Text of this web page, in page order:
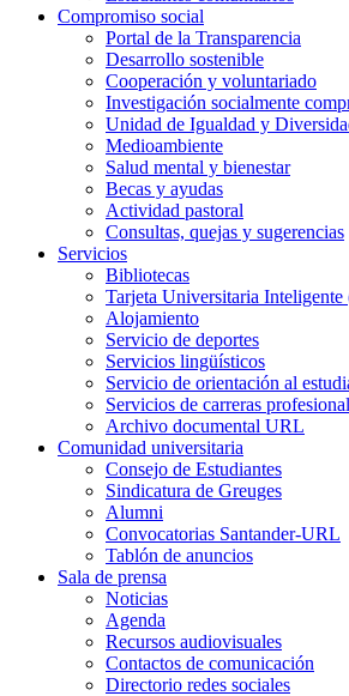
Compromiso social
Portal de la Transparencia
Desarrollo sostenible
Cooperación y voluntariado
Investigación socialmente
Unidad de Igualdad y
Medioambiente
Salud mental y bienestar
Becas y ayudas
Actividad pastoral
Consultas, quejas y sugerencias
Servicios
Bibliotecas
Tarjeta Universitaria
Alojamiento
Servicio de deportes
Servicios lingüísticos
Servicio de orientación al
Servicios de carreras
Archivo documental URL
Comunidad universitaria
Consejo de Estudiantes
Sindicatura de Greuges
Alumni
Convocatorias Santander-URL
Tablón de anuncios
Sala de prensa
Noticias
Agenda
Recursos audiovisuales
Contactos de comunicación
Directorio redes sociales